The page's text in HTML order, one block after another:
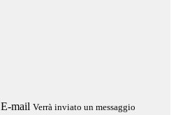
E-mail Verrà inviato un messaggio